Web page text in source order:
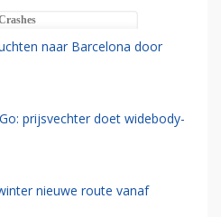
naar Barcelona door
prijsvechter doet widebody-
nieuwe route vanaf